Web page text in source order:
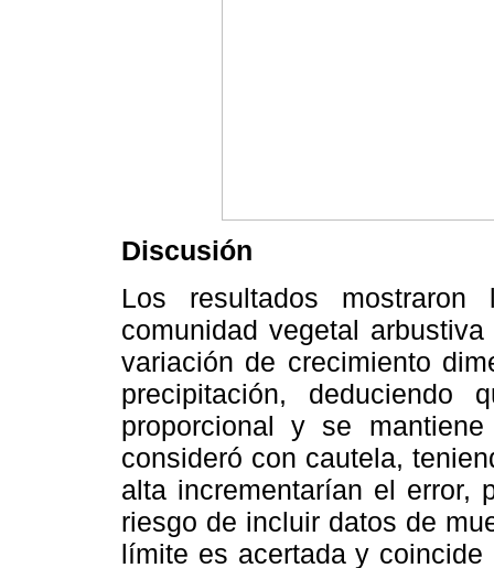
Discusión
Los resultados
comunidad vegetal
variación de crecimiento
precipitación, deduciendo
proporcional y se
consideró con cautela,
alta incrementarían el error,
riesgo de incluir datos de
límite es acertada y